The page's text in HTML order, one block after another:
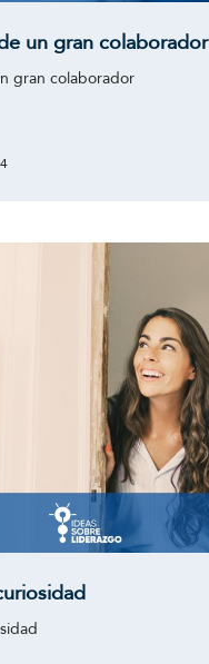
un gran colaborador
gran colaborador